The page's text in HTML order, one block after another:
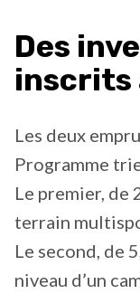
Des
inscrits
Les deux
Programme
Le premier, de
terrain
Le second, de
niveau d’un